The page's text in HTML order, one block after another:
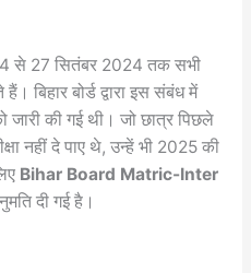
से 27 सितंबर 2024 तक सभी
हैं। बिहार बोर्ड द्वारा इस संबंध में
की गई थी। जो छात्र पिछले
नहीं दे पाए थे, उन्हें भी 2025 की
Bihar Board Matric-Inter
दी गई है।